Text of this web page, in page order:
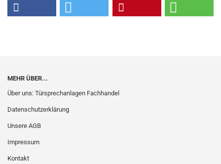
MEHR ÜBER...
Über uns: Türsprechanlagen Fachhandel
Datenschutzerklärung
Unsere AGB
Impressum
Kontakt